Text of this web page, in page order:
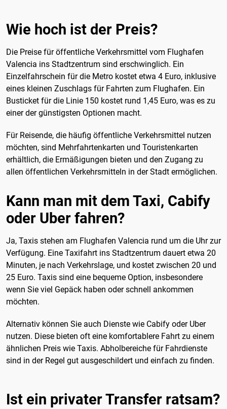
Wie hoch ist der Preis?
Die Preise für öffentliche Verkehrsmittel vom Flughafen
Valencia ins Stadtzentrum sind erschwinglich. Ein
Einzelfahrschein für die Metro kostet etwa 4 Euro, inklusive
eines kleinen Zuschlags für Fahrten zum Flughafen. Ein
Busticket für die Linie 150 kostet rund 1,45 Euro, was es zu
einer der günstigsten Optionen macht.
Für Reisende, die häufig öffentliche Verkehrsmittel nutzen
möchten, sind Mehrfahrtenkarten und Touristenkarten
erhältlich, die Ermäßigungen bieten und den Zugang zu
allen öffentlichen Verkehrsmitteln in der Stadt ermöglichen.
Kann man mit dem Taxi, Cabify
oder Uber fahren?
Ja, Taxis stehen am Flughafen Valencia rund um die Uhr zur
Verfügung. Eine Taxifahrt ins Stadtzentrum dauert etwa 20
Minuten, je nach Verkehrslage, und kostet zwischen 20 und
25 Euro. Taxis sind eine bequeme Option, insbesondere
wenn Sie viel Gepäck haben oder schnell ankommen
möchten.
Alternativ können Sie auch Dienste wie Cabify oder Uber
nutzen. Diese bieten oft eine komfortablere Fahrt zu einem
ähnlichen Preis wie Taxis. Abholbereiche für Fahrdienste
sind in der Regel gut ausgeschildert und einfach zu finden.
Ist ein privater Transfer ratsam?